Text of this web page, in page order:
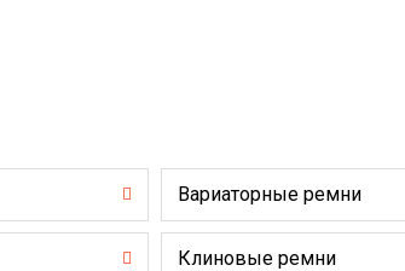
Вариаторные ремни
Клиновые ремни